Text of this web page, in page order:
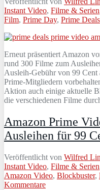
Instant Video, Filme & Serien
Film, Prime Day, Prime Deals
Erneut präsentiert Amazon
rund 300 Filme zum
Ausleih-Gebühr von 99
Prime-Mitgliedern
Aktion auch einige aktuelle
die verschiedenen Filme
Amazon Prime
Ausleihen für 99
Veröffentlicht von Wilfred
Instant Video, Filme & Serien
Amazon Video, Blockbuster,
Kommentare